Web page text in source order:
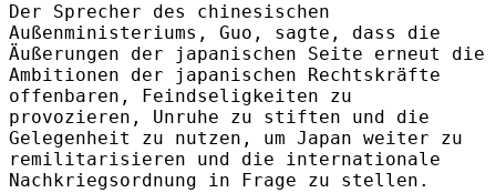
Der Sprecher des chinesischen
Außenministeriums, Guo, sagte, dass die
Äußerungen der japanischen Seite erneut die
Ambitionen der japanischen Rechtskräfte
offenbaren, Feindseligkeiten zu
provozieren, Unruhe zu stiften und die
Gelegenheit zu nutzen, um Japan weiter zu
remilitarisieren und die internationale
Nachkriegsordnung in Frage zu stellen.